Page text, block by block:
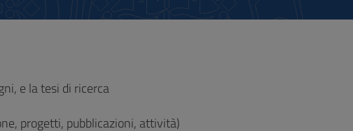
e la tesi di ricerca
progetti, pubblicazioni, attività)